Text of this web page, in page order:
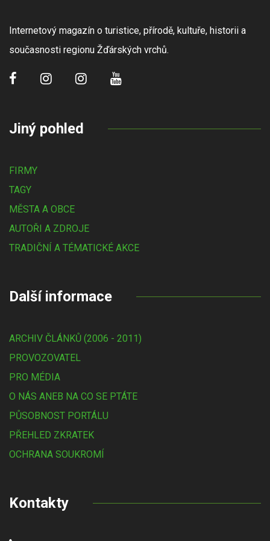
Internetový magazín o turistice, přírodě, kultuře, historii a
současnosti regionu Žďárských vrchů.
Jiný pohled
FIRMY
TAGY
MĚSTA A OBCE
AUTOŘI A ZDROJE
TRADIČNÍ A TÉMATICKÉ AKCE
Další informace
ARCHIV ČLÁNKŮ (2006 - 2011)
PROVOZOVATEL
PRO MÉDIA
O NÁS ANEB NA CO SE PTÁTE
PŮSOBNOST PORTÁLU
PŘEHLED ZKRATEK
OCHRANA SOUKROMÍ
Kontakty